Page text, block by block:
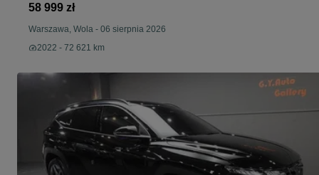
58 999 zł
Warszawa, Wola - 06 sierpnia 2026
2022 - 72 621 km